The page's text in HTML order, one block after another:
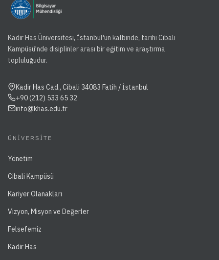
Kadir Has Üniversitesi, İstanbul'un kalbinde, tarihi Cibali
Kampüsü'nde disiplinler arası bir eğitim ve araştırma
topluluğudur.
Kadir Has Cad., Cibali 34083 Fatih / İstanbul
+90 (212) 533 65 32
info@khas.edu.tr
ÜNIVERSITE
Yönetim
Cibali Kampüsü
Kariyer Olanakları
Vizyon, Misyon ve Değerler
Felsefemiz
Kadir Has